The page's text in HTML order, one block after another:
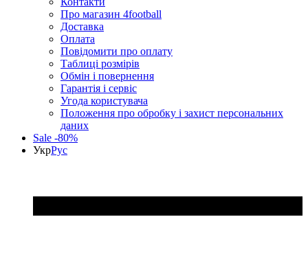
Про магазин 4football
Доставка
Оплата
Повідомити про оплату
Таблиці розмірів
Обмін і повернення
Гарантія і сервіс
Угода користувача
Положення про обробку і захист персональних
даних
Sale -80%
УкрРус